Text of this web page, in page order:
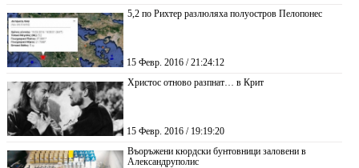
5,2 по Рихтер разлюляха полуостров Пелопонес
15 Февр. 2016 / 21:24:12
Христос отново разпнат… в Крит
15 Февр. 2016 / 19:19:20
Въоръжени кюрдски бунтовници заловени в
Александруполис